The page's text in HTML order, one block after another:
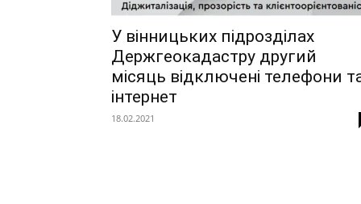
У вінницьких підрозділах
Держгеокадастру другий
місяць відключені телефони
інтернет
18.02.2021